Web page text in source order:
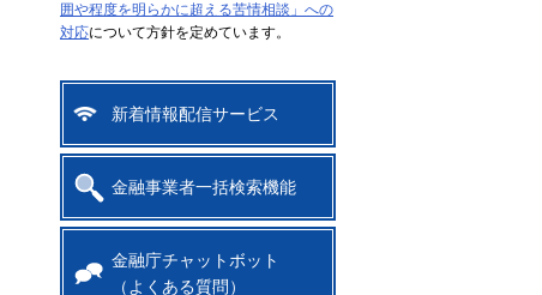
囲や程度を明らかに超える苦情相談」への
対応について方針を定めています。
新着情報配信サービス
金融事業者一括検索機能
金融庁チャットボット
（よくある質問）